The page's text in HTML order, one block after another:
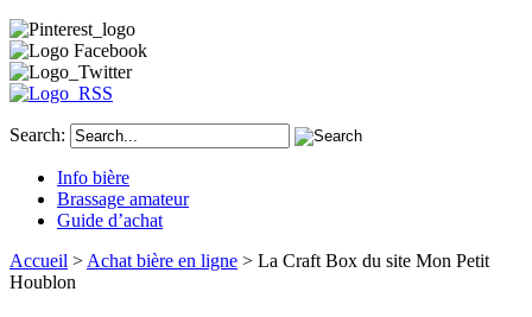
Search:
Info bière
Brassage amateur
Guide d’achat
Accueil > Achat bière en ligne > La Craft Box du site Mon Petit
Houblon